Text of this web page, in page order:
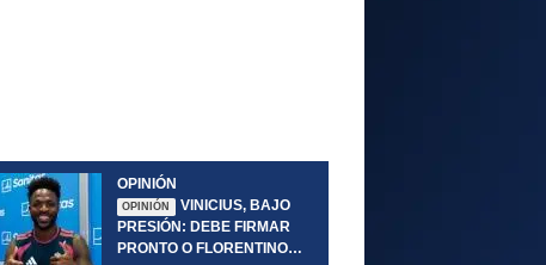
OPINIÓN
OPINIÓN
VINICIUS, BAJO
PRESIÓN: DEBE FIRMAR
PRONTO O FLORENTINO